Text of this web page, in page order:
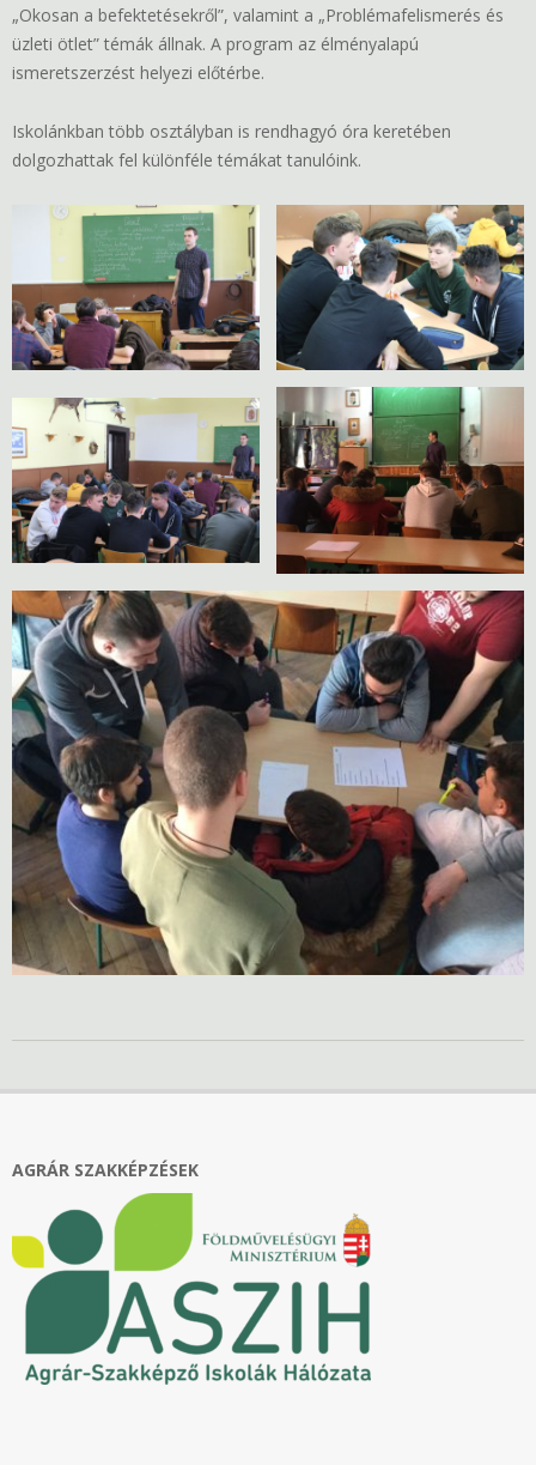
„Okosan a befektetésekről”, valamint a „Problémafelismerés és
üzleti ötlet” témák állnak. A program az élményalapú
ismeretszerzést helyezi előtérbe.
Iskolánkban több osztályban is rendhagyó óra keretében
dolgozhattak fel különféle témákat tanulóink.
AGRÁR SZAKKÉPZÉSEK